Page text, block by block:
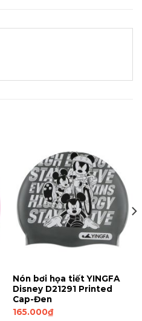
Nón bơi họa tiết YINGFA
Disney D21291 Printed
Cap-Đen
165.000₫